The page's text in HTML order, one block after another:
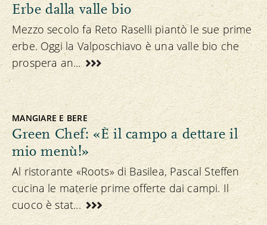
Erbe dalla valle bio
Mezzo secolo fa Reto Raselli piantò le sue prime
erbe. Oggi la Valposchiavo è una valle bio che
prospera an...
MANGIARE E BERE
Green Chef: «È il campo a dettare il
mio menù!»
Al ristorante «Roots» di Basilea, Pascal Steffen
cucina le materie prime offerte dai campi. Il
cuoco è stat...